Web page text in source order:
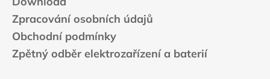
Zpracování osobních údajů
Obchodní podmínky
Zpětný odběr elektrozařízení a baterií